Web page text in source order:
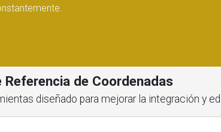
de Coordenadas
diseñado para mejorar la integración y